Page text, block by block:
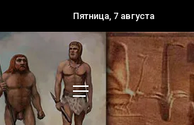
Пятница, 7 августа